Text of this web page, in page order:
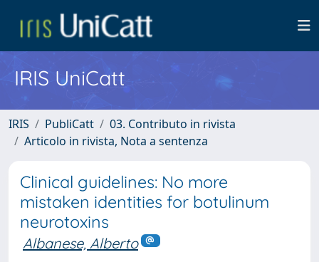
IRIS UniCatt
IRIS PubliCatt
03. Contributo in rivista
Articolo in rivista, Nota a sentenza
Clinical guidelines: No more
mistaken identities for botulinum
neurotoxins
Albanese, Alberto